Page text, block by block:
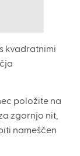
kvadratnimi
položite na
zgornjo nit,
nameščen